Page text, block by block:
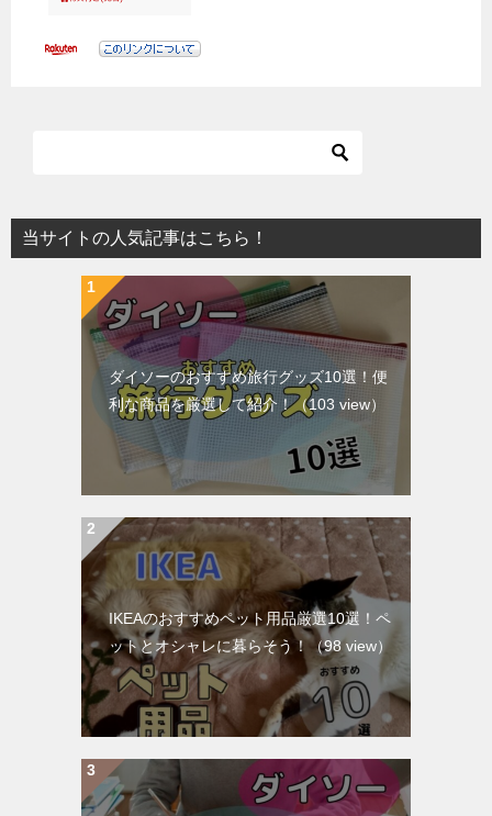
当サイトの人気記事はこちら！
ダイソーのおすすめ旅行グッズ10選！便
利な商品を厳選して紹介！（103 view）
IKEAのおすすめペット用品厳選10選！ペ
ットとオシャレに暮らそう！ （98 view）